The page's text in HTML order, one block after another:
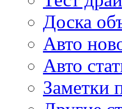
Доска
Авто
Авто
Заметки